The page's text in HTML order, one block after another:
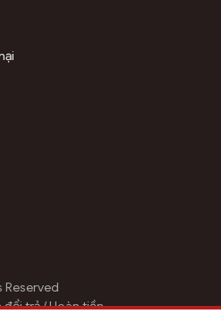
đổi trả / Hoàn tiền